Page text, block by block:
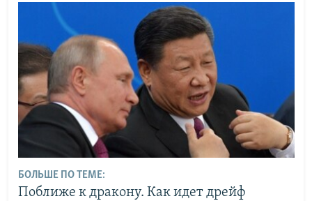
БОЛЬШЕ ПО ТЕМЕ:
Поближе к дракону. Как идет дрейф